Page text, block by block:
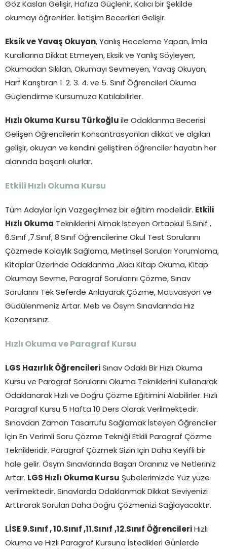
Göz Kasları Gelişir, Hafıza Güçlenir, Kalıcı bir Şekilde
okumayı öğrenirler. İletişim Becerileri Gelişir.
Eksik ve Yavaş Okuyan, Yanlış Heceleme Yapan, İmla
Kurallarına Dikkat Etmeyen, Eksik ve Yanlış Söyleyen,
Okumadan Sıkılan, Okumayı Sevmeyen, Yavaş Okuyan,
Harf Karıştıran 1. 2. 3. 4. ve 5. Sınıf Öğrencileri Okuma
Güçlendirme Kursumuza Katılabilirler.
Hızlı Okuma Kursu Türkoğlu ile Odaklanma Becerisi
Gelişen Öğrencilerin Konsantrasyonları dikkat ve algıları
gelişir, okuyan ve kendini geliştiren öğrenciler hayatın her
alanında başarılı olurlar.
Etkili Hızlı Okuma Kursu
Tüm Adaylar İçin Vazgeçilmez bir eğitim modelidir. Etkili
Hızlı Okuma Tekniklerini Almak İsteyen Ortaokul 5.Sınıf ,
6.Sınıf ,7.Sınıf, 8.Sınıf Öğrencilerine Okul Test Sorularını
Çözmede Kolaylık Sağlama, Metinsel Soruları Yorumlama,
Kitaplar Üzerinde Odaklanma ,Akıcı Kitap Okuma, Kitap
Okumayı Sevme, Paragraf Sorularını Çözme, Sınav
Sorularını Tek Seferde Anlayarak Çözme, Motivasyon ve
Güdülenmeniz Artar. Meb ve Ösym Sınavlarında Hız
Kazanırsınız.
Hızlı Okuma ve Paragraf Kursu
LGS Hazırlık Öğrencileri Sınav Odaklı Bir Hızlı Okuma
Kursu ve Paragraf Sorularını Okuma Tekniklerini Kullanarak
Odaklanarak Hızlı ve Doğru Çözme Eğitimini Alabilirler. Hızlı
Paragraf Kursu 5 Hafta 10 Ders Olarak Verilmektedir.
Sınavdan Zaman Tasarrufu Sağlamak İsteyen Öğrenciler
İçin En Verimli Soru Çözme Tekniği Etkili Paragraf Çözme
Teknikleridir. Paragraf Çözmek Sizin İçin Daha Keyifli bir
hale gelir. Ösym Sınavlarında Başarı Oranınız ve Netleriniz
Artar. LGS Hızlı Okuma Kursu Şubelerimizde Yüz yüze
verilmektedir. Sınavlarda Odaklanmak Dikkat Seviyenizi
Arttırarak Soruları Daha Doğru Çözmenizi Sağlayacaktır.
LİSE 9.Sınıf , 10.Sınıf ,11.Sınıf ,12.Sınıf Öğrencileri
Hızlı
Okuma ve Hızlı Paragraf Kursuna İstedikleri Günlerde